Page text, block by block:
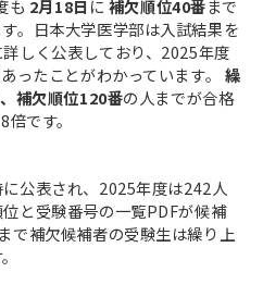
も 2月18日 に 補欠順位40番まで
。日本大学医学部は入試結果を
しく公表しており、2025年度
あったことがわかっています。 繰
補欠順位120番の人までが合格
です。
公表され、2025年度は242人
と受験番号の一覧PDFが候補
で補欠候補者の受験生は繰り上